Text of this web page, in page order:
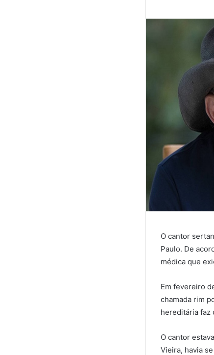
O cantor
Paulo. De
médica que
Em fevereiro
chamada rim
hereditária faz
O cantor
Vieira, havia